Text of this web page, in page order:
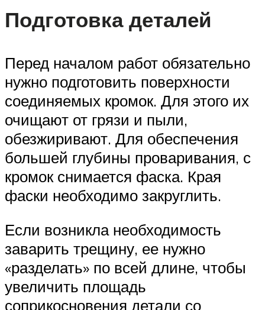
Подготовка деталей
Перед началом работ обязательно
нужно подготовить поверхности
соединяемых кромок. Для этого их
очищают от грязи и пыли,
обезжиривают. Для обеспечения
большей глубины проваривания, с
кромок снимается фаска. Края
фаски необходимо закруглить.
Если возникла необходимость
заварить трещину, ее нужно
«разделать» по всей длине, чтобы
увеличить площадь
соприкосновения детали со